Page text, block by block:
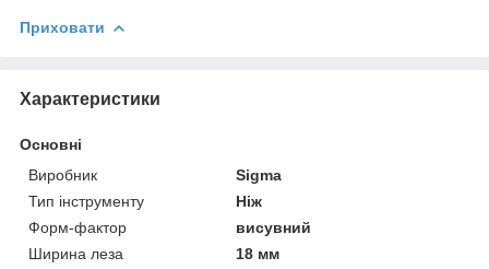
Приховати
Характеристики
Основні
Виробник
Sigma
Тип інструменту
Ніж
Форм-фактор
висувний
Ширина леза
18 мм